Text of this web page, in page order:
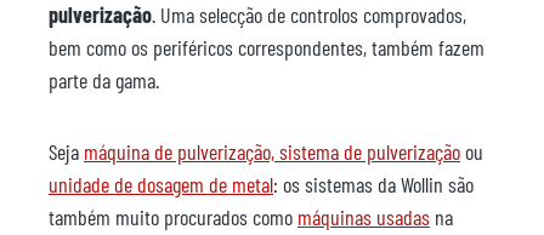
pulverização. Uma selecção de controlos comprovados,
bem como os periféricos correspondentes, também fazem
parte da gama.
Seja máquina de pulverização, sistema de pulverização ou
unidade de dosagem de metal: os sistemas da Wollin são
também muito procurados como máquinas usadas na